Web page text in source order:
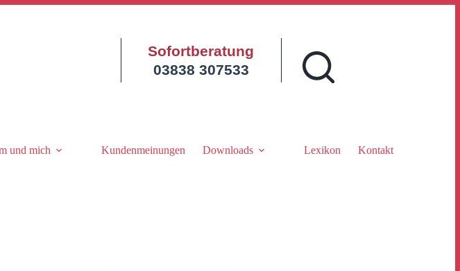
Sofortberatung
03838 307533
und mich Kundenmeinungen Downloads Lexikon Kontakt